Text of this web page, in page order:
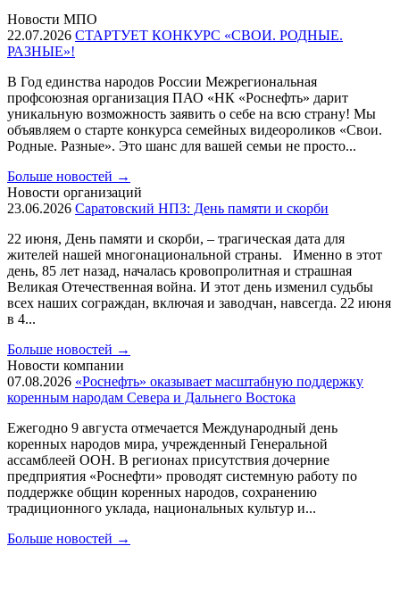
Новости МПО
22.07.2026 СТАРТУЕТ КОНКУРС «СВОИ. РОДНЫЕ.
РАЗНЫЕ»!
В Год единства народов России Межрегиональная
профсоюзная организация ПАО «НК «Роснефть» дарит
уникальную возможность заявить о себе на всю страну! Мы
объявляем о старте конкурса семейных видеороликов «Свои.
Родные. Разные». Это шанс для вашей семьи не просто...
Больше новостей →
Новости организаций
23.06.2026 Саратовский НПЗ: День памяти и скорби
22 июня, День памяти и скорби, – трагическая дата для
жителей нашей многонациональной страны. Именно в этот
день, 85 лет назад, началась кровопролитная и страшная
Великая Отечественная война. И этот день изменил судьбы
всех наших сограждан, включая и заводчан, навсегда. 22 июня
в 4...
Больше новостей →
Новости компании
07.08.2026 «Роснефть» оказывает масштабную поддержку
коренным народам Севера и Дальнего Востока
Ежегодно 9 августа отмечается Международный день
коренных народов мира, учрежденный Генеральной
ассамблеей ООН. В регионах присутствия дочерние
предприятия «Роснефти» проводят системную работу по
поддержке общин коренных народов, сохранению
традиционного уклада, национальных культур и...
Больше новостей →